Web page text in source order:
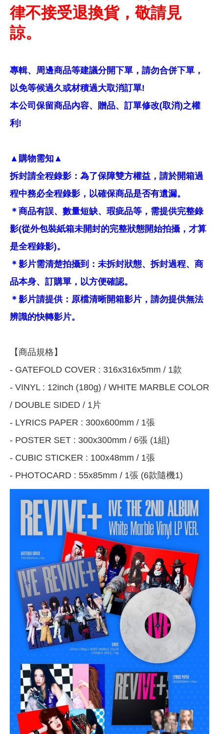
律不接受退換貨，敬請見
諒。
專輯、周邊商品等建議分開下單，請勿合併下單，
以免等候過久或材積過大取消訂單!
本公司保留商品內容、贈品、訂單修改(取消)之權
利!
▲購物需知▲
拆封請全程錄影：為了保障雙方權益，請於開箱過
程中務必全程錄影，以確保商品是否有遺漏。
＊商品有誤、數量短缺、瑕疵品等，需提供完整錄
影(從外包裝紙箱未開封的完整狀態開始拍攝，才算
是全程錄影)。
＊影片需清楚拍攝到：未拆封狀態、拆封過程、商
品本身、訂購單，以方便確認。
＊影片請提供：原檔清晰開箱影片，請勿提供無法
辨識的快轉影片。
【商品規格】
- GATEFOLD COVER : 316x316x5mm / 1款
- VINYL : 12inch (180g) / WHITE MARBLE COLOR
/ DOUBLE SIDED / 1片
- LYRICS PAPER : 300x600mm / 1張
- POSTER SET : 300x300mm / 6張 (1組)
- CUBIC STICKER : 100x48mm / 1張
- PHOTOCARD : 55x85mm / 1張 (6款隨機1)